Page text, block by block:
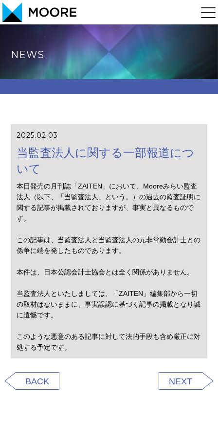
NEWS
2025.02.03
当監査法人に関する一部報道につ
いて
本日発売の月刊誌「ZAITEN」において、Mooreみらい監査
法人（以下、「当監査法人」という。）の過去の監査証明に
関する記事が掲載されておりますが、事実と異なるもので
す。
この記事は、当監査法人と当監査法人の元非常勤会計士との
係争に端を発したものであります。
本件は、日本公認会計士協会とは全く関係がありません。
当監査法人といたしましては、「ZAITEN」編集部から一切
の取材はないままに、事実誤認に基づく記事の掲載となり誠
に遺憾です。
このような悪意のある記事に対して法的手段も含め厳正に対
処する予定です。
BACK NEXT